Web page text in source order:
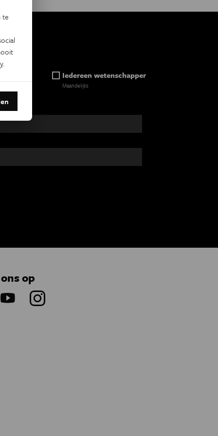
Iedereen wetenschapper
Maandelijks
op
te
.